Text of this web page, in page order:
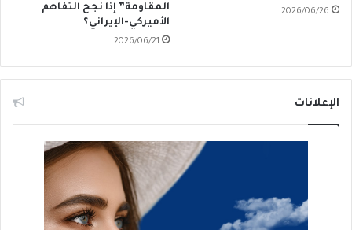
2026/06/26
المقاومة” إذا نجح التفاهم
الأميركي-الإيراني؟
2026/06/21
الإعلانات